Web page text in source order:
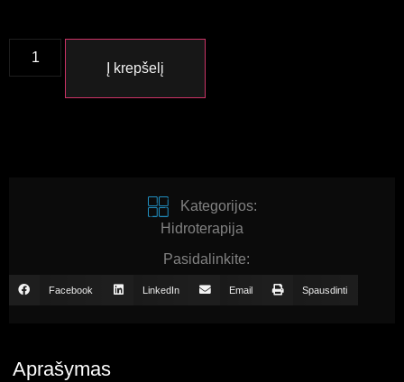
Į krepšelį
Kategorijos:
Hidroterapija
Pasidalinkite:
Facebook LinkedIn Email Spausdinti
Aprašymas